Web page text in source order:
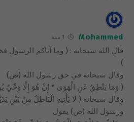
Mohammed
قال الله سبحانه : ( وما آتاكم الرسول
)
وقال سبحانه في حق رسول الله (ص)
( وَمَا يَنْطِقُ عَنِ الْهَوَى * إِنْ هُوَ إِلَّا وَحْيٌ
وقال سبحانه ( لا يَأْتِيهِ الْبَاطِلُ مِنْ بَيْنِ
ورسول الله (ص) يقول